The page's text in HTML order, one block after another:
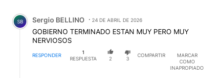
Comentario de Sergio BELLINO.
SB Sergio BELLINO 24 DE ABRIL DE 2026
GOBIERNO TERMINADO ESTAN MUY PERO MUY
NERVIOSOS
RESPONDER
1
RESPUESTA
2 3
COMPARTIR
MARCAR
COMO
INAPROPIADO